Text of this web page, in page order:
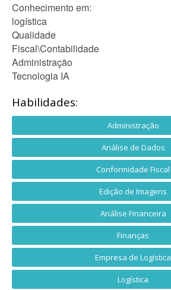
Conhecimento em:
logística
Qualidade
Fiscal\Contabilidade
Administração
Tecnologia IA
Habilidades:
Administração
Análise de Dados
Conformidade Fiscal
Edição de Imagens
Análise Financeira
Finanças
Empresa de Logística
Logística